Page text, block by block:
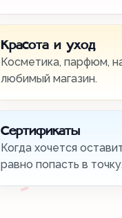
Красота и уход
Косметика, парфюм,
любимый магазин.
Сертификаты
Когда хочется
равно попасть в точку.